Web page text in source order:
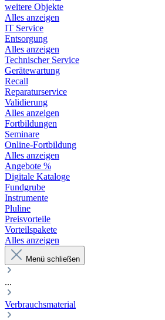
weitere Objekte
Alles anzeigen
IT Service
Entsorgung
Alles anzeigen
Technischer Service
Gerätewartung
Recall
Reparaturservice
Validierung
Alles anzeigen
Fortbildungen
Seminare
Online-Fortbildung
Alles anzeigen
Angebote %
Digitale Kataloge
Fundgrube
Instrumente
Pluline
Preisvorteile
Vorteilspakete
Alles anzeigen
Menü schließen
...
Verbrauchsmaterial